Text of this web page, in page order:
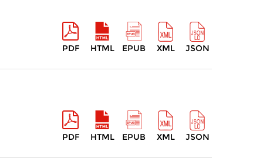
PDF HTML EPUB XML JSON
PDF HTML EPUB XML JSON